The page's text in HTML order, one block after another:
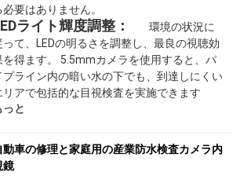
必要はありません。
ライト輝度調整：
環境の状況に
って、LEDの明るさを調整し、最良の視聴効
を得ます。 5.5mmカメラを使用すると、パ
プライン内の暗い水の下でも、到達しにくい
リアで包括的な目視検査を実施できます
っと
動車の修理と家庭用の産業防水検査カメラ内
鏡